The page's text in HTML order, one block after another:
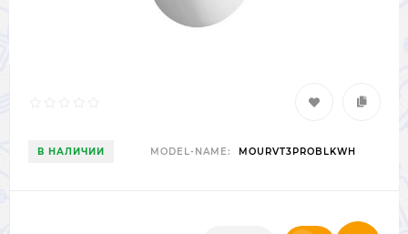
В НАЛИЧИИ MODEL-NAME: MOURVT3PROBLKWH